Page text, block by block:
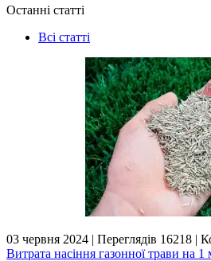
Останні статті
Всі статті
03 червня 2024 | Переглядів 16218 |
Витрата насіння газонної трави на 1